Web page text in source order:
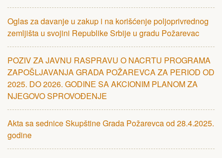
Oglas za davanje u zakup i na korišćenje poljoprivrednog
zemljišta u svojini Republike Srbije u gradu Požarevac
POZIV ZA JAVNU RASPRAVU O NACRTU PROGRAMA
ZAPOŠLJAVANJA GRADA POŽARЕVCA ZA PЕRIOD OD
2025. DO 2026. GODINЕ SA AKCIONIM PLANOM ZA
NJЕGOVO SPROVOĐЕNJE
Akta sa sednice Skupštine Grada Požarevca od 28.4.2025.
godine